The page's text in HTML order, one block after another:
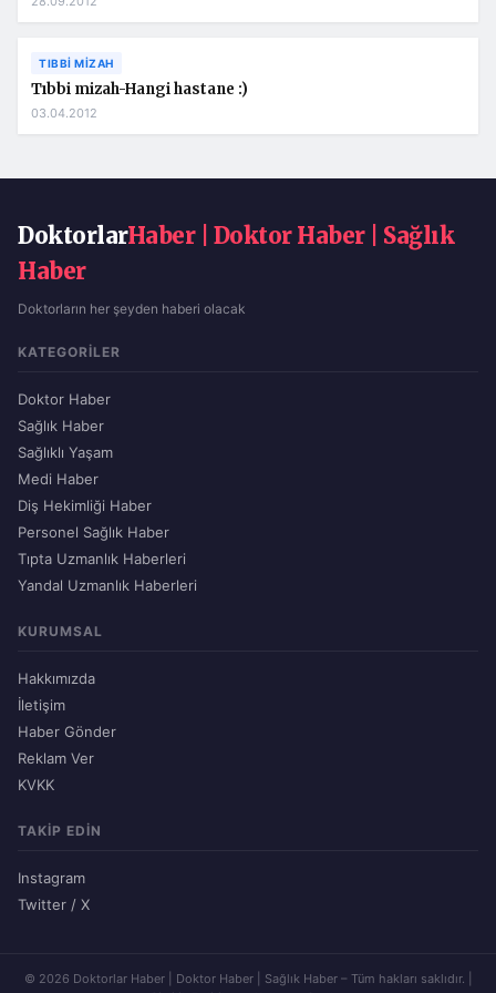
TIBBI MIZAH
Tıbbi mizah-Hangi hastane :)
03.04.2012
DoktorlarHaber | Doktor Haber | Sağlık
Haber
Doktorların her şeyden haberi olacak
KATEGORILER
Doktor Haber
Sağlık Haber
Sağlıklı Yaşam
Medi Haber
Diş Hekimliği Haber
Personel Sağlık Haber
Tıpta Uzmanlık Haberleri
Yandal Uzmanlık Haberleri
KURUMSAL
Hakkımızda
İletişim
Haber Gönder
Reklam Ver
KVKK
TAKIP EDIN
Instagram
Twitter / X
© 2026 Doktorlar Haber | Doktor Haber | Sağlık Haber – Tüm hakları saklıdır. |